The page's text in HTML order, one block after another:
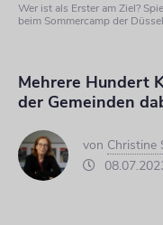
Wer ist als Erster am Ziel?
beim Sommercamp der
Mehrere Hundert
der Gemeinden
von Christine